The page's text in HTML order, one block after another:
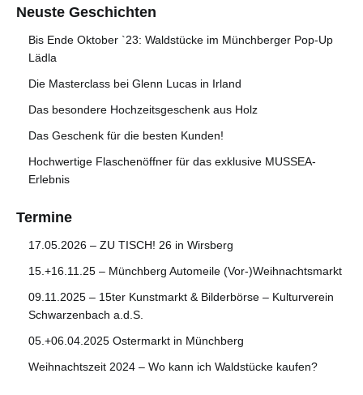
Neuste Geschichten
Bis Ende Oktober `23: Waldstücke im Münchberger Pop-Up
Lädla
Die Masterclass bei Glenn Lucas in Irland
Das besondere Hochzeitsgeschenk aus Holz
Das Geschenk für die besten Kunden!
Hochwertige Flaschenöffner für das exklusive MUSSEA-
Erlebnis
Termine
17.05.2026 – ZU TISCH! 26 in Wirsberg
15.+16.11.25 – Münchberg Automeile (Vor-)Weihnachtsmarkt
09.11.2025 – 15ter Kunstmarkt & Bilderbörse – Kulturverein
Schwarzenbach a.d.S.
05.+06.04.2025 Ostermarkt in Münchberg
Weihnachtszeit 2024 – Wo kann ich Waldstücke kaufen?